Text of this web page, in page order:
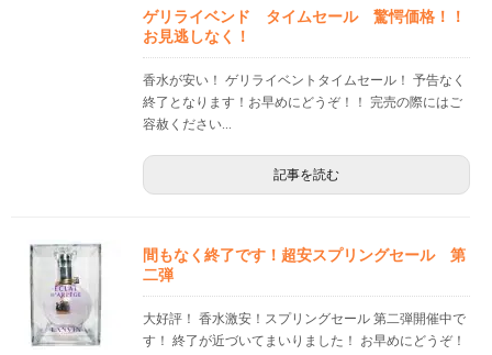
ゲリライベンド タイムセール 驚愕価格！！
お見逃しなく！
香水が安い！ ゲリライベントタイムセール！ 予告なく
終了となります！お早めにどうぞ！！ 完売の際にはご
容赦ください...
記事を読む
間もなく終了です！超安スプリングセール 第
二弾
大好評！ 香水激安！スプリングセール 第二弾開催中で
す！ 終了が近づいてまいりました！ お早めにどうぞ！